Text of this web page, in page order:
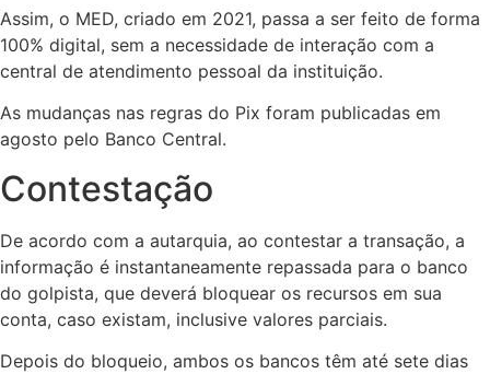
Assim, o MED, criado em 2021, passa a ser feito de forma
100% digital, sem a necessidade de interação com a
central de atendimento pessoal da instituição.
As mudanças nas regras do Pix foram publicadas em
agosto pelo Banco Central.
Contestação
De acordo com a autarquia, ao contestar a transação, a
informação é instantaneamente repassada para o banco
do golpista, que deverá bloquear os recursos em sua
conta, caso existam, inclusive valores parciais.
Depois do bloqueio, ambos os bancos têm até sete dias